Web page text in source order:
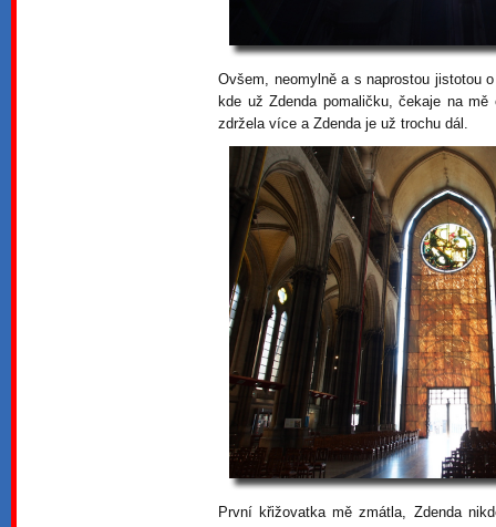
Ovšem, neomylně a s naprostou jistotou
kde už Zdenda pomaličku, čekaje na
zdržela více a Zdenda je už trochu dál.
První křižovatka mě zmátla, Zdenda